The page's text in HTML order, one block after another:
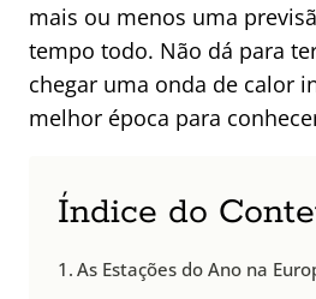
mais ou menos uma
tempo todo. Não dá para
chegar uma onda de calor
melhor época para
Índice do
As Estações do Ano na